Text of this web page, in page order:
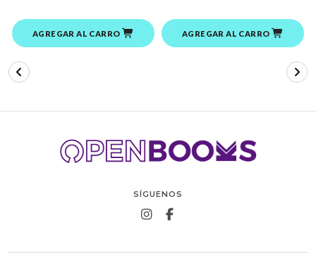
AGREGAR AL CARRO AGREGAR AL CARRO
SÍGUENOS